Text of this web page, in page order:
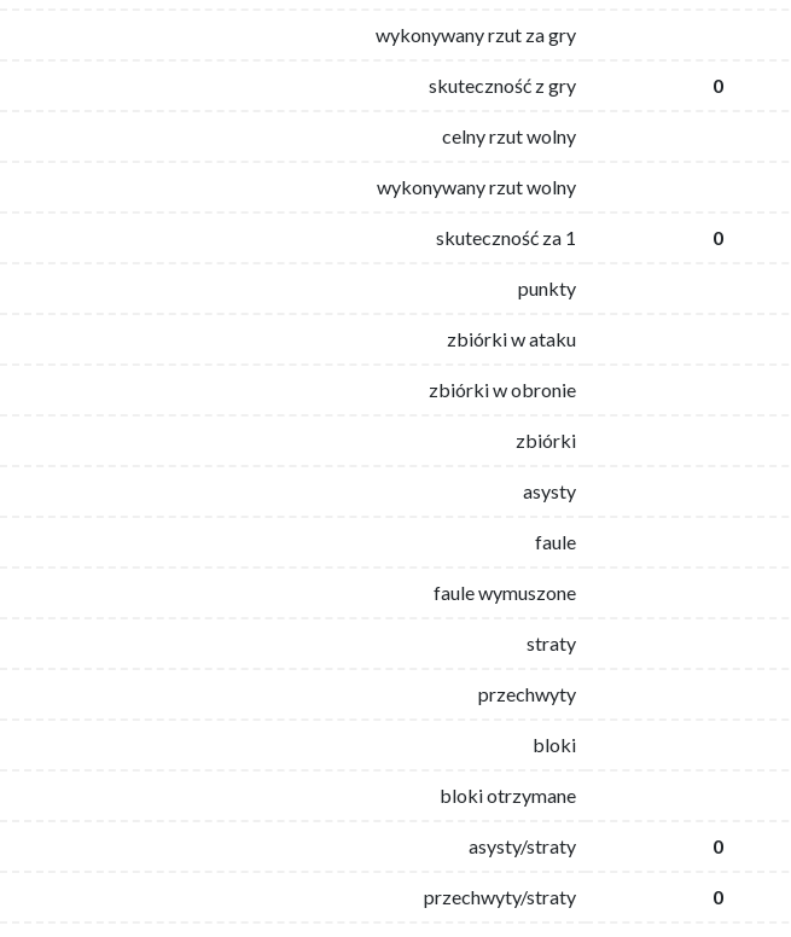
wykonywany rzut za gry
skuteczność z gry 0
celny rzut wolny
wykonywany rzut wolny
skuteczność za 1 0
punkty
zbiórki w ataku
zbiórki w obronie
zbiórki
asysty
faule
faule wymuszone
straty
przechwyty
bloki
bloki otrzymane
asysty/straty 0
przechwyty/straty 0